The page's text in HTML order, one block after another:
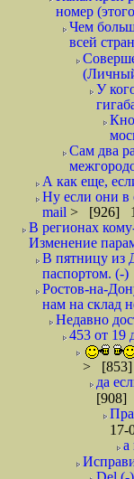
номер
Чем
всей
У
Сам два
А как еще,
Ну если они в
mail > [926]
В регионах
Изменение
В пятницу из
паспортом. (-)
Ростов-на-
нам на склад
Недавно
453 от 19
> [853]
да
[908]
17-
а